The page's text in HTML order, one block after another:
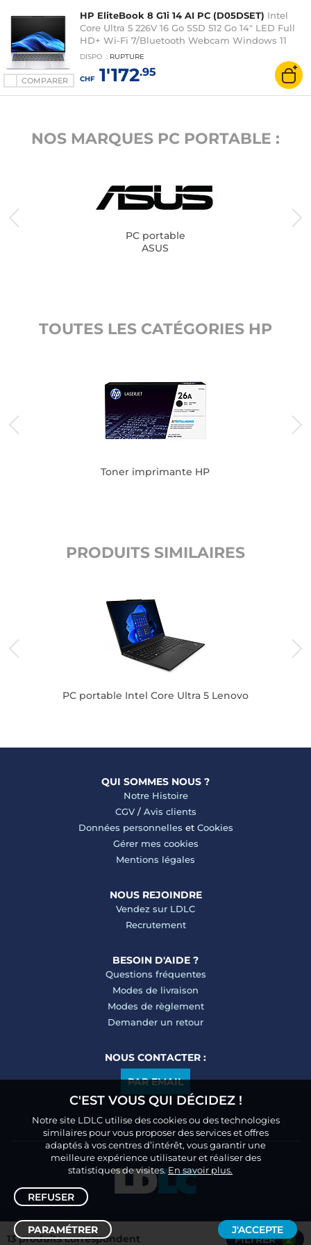
13 produits correspondent FILTRER 2
COMPARER
HP EliteBook 8 G1i 14 AI PC (D05DSET) Intel
Core Ultra 5 226V 16 Go SSD 512 Go 14" LED Full
HD+ Wi-Fi 7/Bluetooth Webcam Windows 11
Professionnel
DISPO : RUPTURE
CHF1'172.95
NOS MARQUES PC PORTABLE :
PC portable
ASUS
TOUTES LES CATÉGORIES HP
Toner imprimante HP
PRODUITS SIMILAIRES
PC portable Intel Core Ultra 5 Lenovo
QUI SOMMES NOUS ?
Notre Histoire
CGV/ Avis clients
Données personnelles et Cookies
Gérer mes cookies
Mentions légales
NOUS REJOINDRE
Vendez sur LDLC
Recrutement
BESOIN D'AIDE ?
Questions fréquentes
Modes de livraison
Modes de règlement
Demander un retour
NOUS CONTACTER :
PAR EMAIL
C'EST VOUS QUI DÉCIDEZ !
Notre site LDLC utilise des cookies ou des technologies
similaires pour vous proposer des services et offres
adaptés à vos centres d’intérêt, vous garantir une
meilleure expérience utilisateur et réaliser des
statistiques de visites.En savoir plus.
REFUSER
PARAMÉTRER J'ACCEPTE